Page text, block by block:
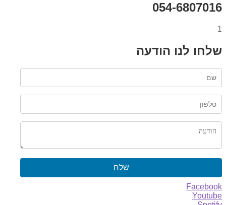
054-6807016
1
שלחו לנו הודעה
שלח
Facebook
Youtube